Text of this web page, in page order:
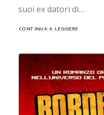
suoi ex datori di…
CONTINUA A LEGGERE